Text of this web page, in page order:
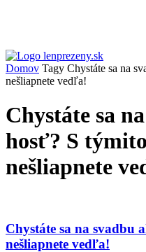
Domov Tagy Chystáte sa na
nešliapnete vedľa!
Chystáte sa
hosť? S
nešliapnete
Chystáte sa na svadbu
nešliapnete vedľa!